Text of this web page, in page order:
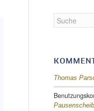
Thomas